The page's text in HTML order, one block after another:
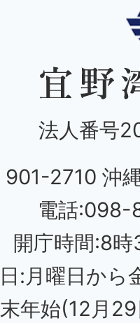
法人番号
901-2710 沖
電話:098-
開庁時間:8
:月曜日から
年始(12月